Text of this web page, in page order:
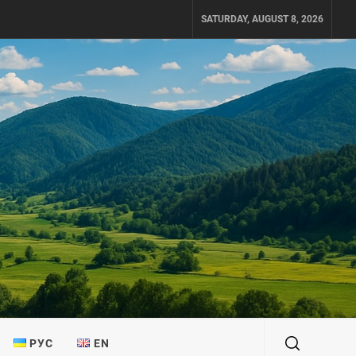
SATURDAY, AUGUST 8, 2026
РУС EN